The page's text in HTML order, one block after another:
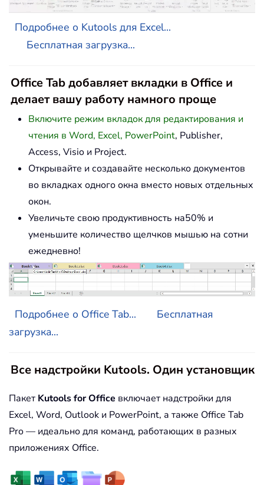
Подробнее о Kutools для Excel...
Бесплатная загрузка...
Office Tab добавляет вкладки в Office и
делает вашу работу намного проще
Включите режим вкладок для редактирования и
чтения в Word, Excel, PowerPoint, Publisher,
Access, Visio и Project.
Открывайте и создавайте несколько документов
во вкладках одного окна вместо новых отдельных
окон.
Увеличьте свою продуктивность на50% и
уменьшите количество щелчков мышью на сотни
ежедневно!
Подробнее о Office Tab...
Бесплатная
загрузка...
Все надстройки Kutools. Один установщик
Пакет Kutools for Office включает надстройки для
Excel, Word, Outlook и PowerPoint, а также Office Tab
Pro — идеально для команд, работающих в разных
приложениях Office.